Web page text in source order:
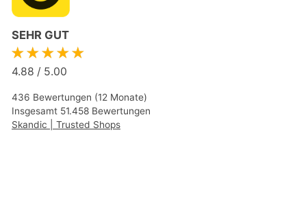
SEHR GUT
★★★★★
4.88 / 5.00
436 Bewertungen (12 Monate)
Insgesamt 51.458 Bewertungen
Skandic | Trusted Shops